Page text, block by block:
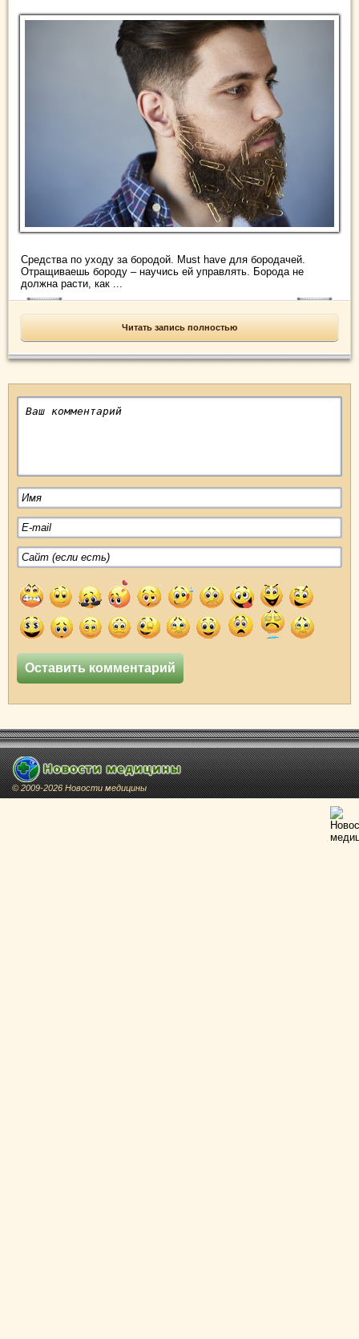
Средства по уходу за бородой. Must have для бородачей.
Отращиваешь бороду – научись ей управлять. Борода не
должна расти, как ...
Читать запись полностью
© 2009-2026 Новости медицины